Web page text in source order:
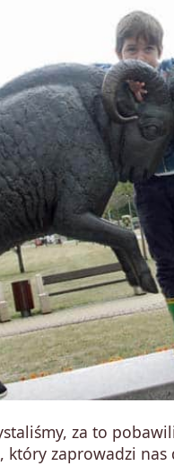
za to
który zaprowadzi